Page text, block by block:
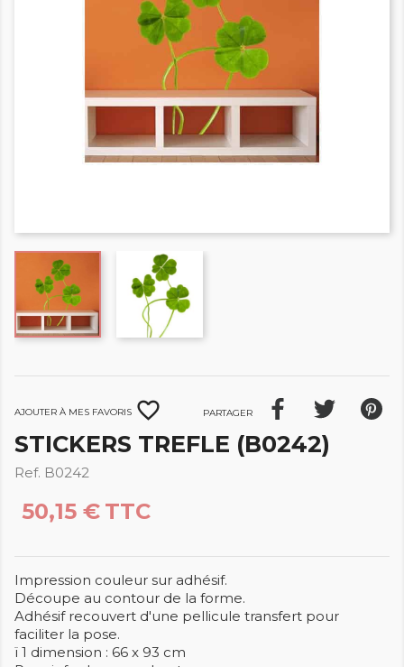
Ajouter à mes favoris favorite_border Partager
STICKERS TREFLE (B0242)
Ref. B0242
50,15 € TTC
Impression couleur sur adhésif.
Découpe au contour de la forme.
Adhésif recouvert d'une pellicule transfert pour
faciliter la pose.
ï 1 dimension : 66 x 93 cm